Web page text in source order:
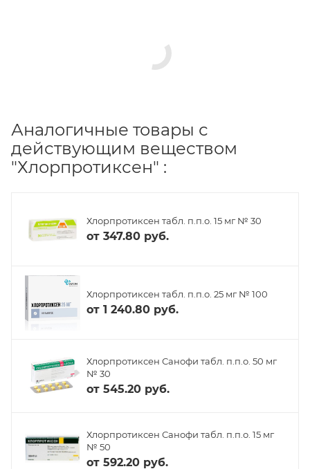
Аналогичные товары с
действующим веществом
"Хлорпротиксен" :
Хлорпротиксен табл. п.п.о. 15 мг № 30
от 347.80 руб.
Хлорпротиксен табл. п.п.о. 25 мг № 100
от 1 240.80 руб.
Хлорпротиксен Санофи табл. п.п.о. 50 мг
№ 30
от 545.20 руб.
Хлорпротиксен Санофи табл. п.п.о. 15 мг
№ 50
от 592.20 руб.